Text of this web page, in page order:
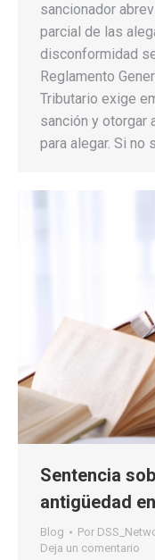
sancionador
parcial de las
disconformidad
Reglamento
Tributario exige
sanción y otorgar
para alegar. Si no
Sentencia
antigüedad
Blog Por
Deja un comentario